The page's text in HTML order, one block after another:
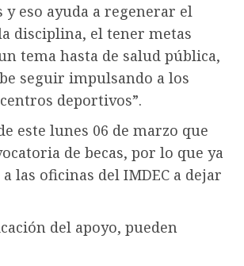
y eso ayuda a regenerar el
disciplina, el tener metas
tema hasta de salud pública,
seguir impulsando a los
deportivos”.
este lunes 06 de marzo que
de becas, por lo que ya
las oficinas del IMDEC a dejar
del apoyo, pueden